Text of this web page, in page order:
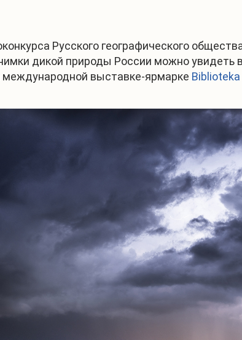
Русского географического
дикой природы России можно увидеть
международной выставке-ярмарке